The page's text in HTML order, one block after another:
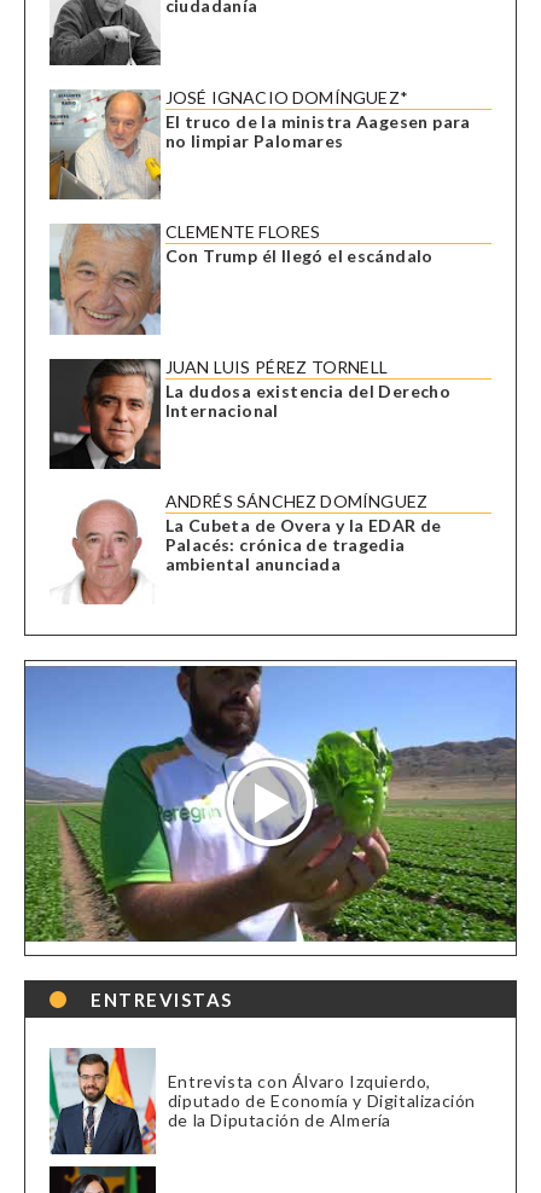
ciudadanía
JOSÉ IGNACIO DOMÍNGUEZ*
El truco de la ministra Aagesen para
no limpiar Palomares
CLEMENTE FLORES
Con Trump él llegó el escándalo
JUAN LUIS PÉREZ TORNELL
La dudosa existencia del Derecho
Internacional
ANDRÉS SÁNCHEZ DOMÍNGUEZ
La Cubeta de Overa y la EDAR de
Palacés: crónica de tragedia
ambiental anunciada
ENTREVISTAS
Entrevista con Álvaro Izquierdo,
diputado de Economía y Digitalización
de la Diputación de Almería